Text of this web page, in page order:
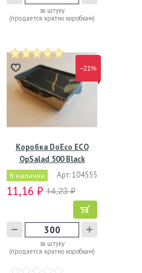
за штуку
(продается кратно коробкам)
−21%
Коробка DoEco ECO
OpSalad 500 Black
Edition,…
В наличии Арт: 104555
11,16 ₽ 14,23 ₽
за штуку
(продается кратно коробкам)